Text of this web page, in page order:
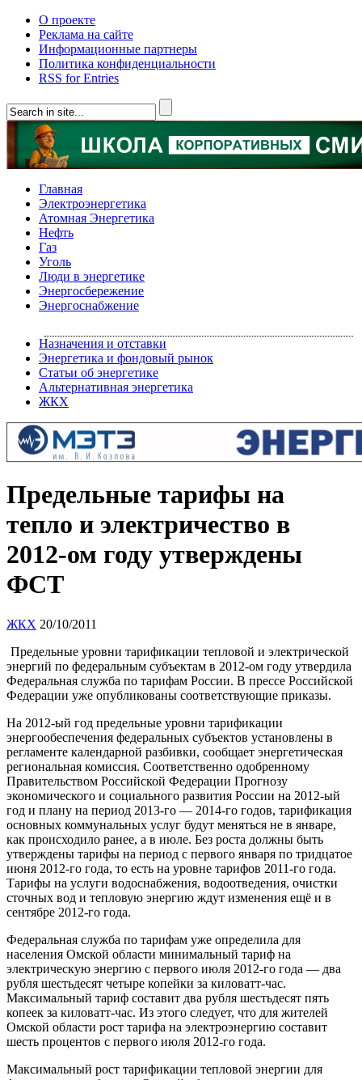
О проекте
Реклама на сайте
Информационные партнеры
Политика конфиденциальности
RSS for Entries
Главная
Электроэнергетика
Атомная Энергетика
Нефть
Газ
Уголь
Люди в энергетике
Энергосбережение
Энергоснабжение
Назначения и отставки
Энергетика и фондовый рынок
Статьи об энергетике
Альтернативная энергетика
ЖКХ
Предельные тарифы на
тепло и электричество в
2012-ом году утверждены
ФСТ
ЖКХ 20/10/2011
Предельные уровни тарификации тепловой и электрической
энергий по федеральным субъектам в 2012-ом году утвердила
Федеральная служба по тарифам России. В прессе Российской
Федерации уже опубликованы соответствующие приказы.
На 2012-ый год предельные уровни тарификации
энергообеспечения федеральных субъектов установлены в
регламенте календарной разбивки, сообщает энергетическая
региональная комиссия. Соответственно одобренному
Правительством Российской Федерации Прогнозу
экономического и социального развития России на 2012-ый
год и плану на период 2013-го — 2014-го годов, тарификация
основных коммунальных услуг будут меняться не в январе,
как происходило ранее, а в июле. Без роста должны быть
утверждены тарифы на период с первого января по тридцатое
июня 2012-го года, то есть на уровне тарифов 2011-го года.
Тарифы на услуги водоснабжения, водоотведения, очистки
сточных вод и тепловую энергию ждут изменения ещё и в
сентябре 2012-го года.
Федеральная служба по тарифам уже определила для
населения Омской области минимальный тариф на
электрическую энергию с первого июля 2012-го года — два
рубля шестьдесят четыре копейки за киловатт-час.
Максимальный тариф составит два рубля шестьдесят пять
копеек за киловатт-час. Из этого следует, что для жителей
Омской области рост тарифа на электроэнергию составит
шесть процентов с первого июля 2012-го года.
Максимальный рост тарификации тепловой энергии для